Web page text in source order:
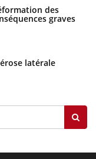
des
graves
latérale